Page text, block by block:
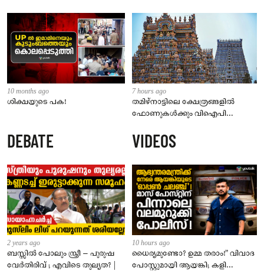
10 months ago
ശിക്ഷയുടെ പക!
7 hours ago
തമിഴ്‌നാട്ടിലെ ക്ഷേത്രങ്ങളിൽ
ഫോണുകൾക്കും വിഐപി
സെപ്റ്റംബർ 1 മുതൽ നിലവിൽ
വരും
DEBATE
2 years ago
ബസ്സിൽ പോലും സ്ത്രീ – പുരുഷ
വേർതിരിവ് ; എവിടെ തുല്യത? |
VIDEOS
10 hours ago
ധൈര്യമുണ്ടോ? ഉമ്മ തരാം!” വിവാദ
പോസ്റ്റുമായി ആയങ്കി; കളി